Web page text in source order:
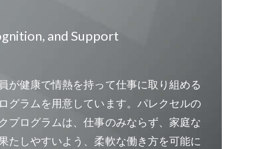
and Support
が健康で情熱を持って仕事に取り組める
グラムを用意しています。パレクセルの
プログラムは、仕事のみならず、家庭な
たしやすいよう、柔軟な働き方を可能に